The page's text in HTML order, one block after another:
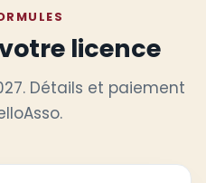
licence
Détails et paiement